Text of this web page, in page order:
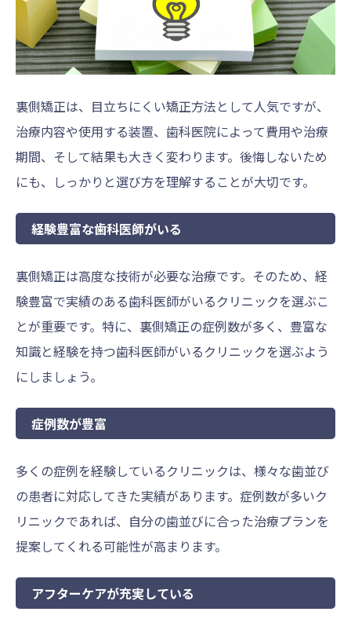
裏側矯正は、目立ちにくい矯正方法として人気ですが、
治療内容や使用する装置、歯科医院によって費用や治療
期間、そして結果も大きく変わります。後悔しないため
にも、しっかりと選び方を理解することが大切です。
経験豊富な歯科医師がいる
裏側矯正は高度な技術が必要な治療です。そのため、経
験豊富で実績のある歯科医師がいるクリニックを選ぶこ
とが重要です。特に、裏側矯正の症例数が多く、豊富な
知識と経験を持つ歯科医師がいるクリニックを選ぶよう
にしましょう。
症例数が豊富
多くの症例を経験しているクリニックは、様々な歯並び
の患者に対応してきた実績があります。症例数が多いク
リニックであれば、自分の歯並びに合った治療プランを
提案してくれる可能性が高まります。
アフターケアが充実している